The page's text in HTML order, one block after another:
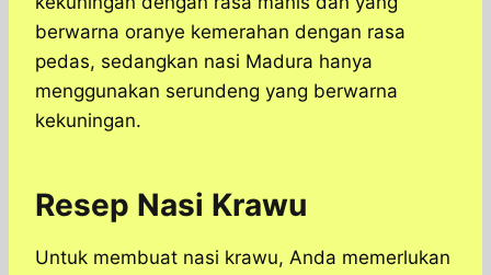
berwarna oranye kemerahan dengan rasa
pedas, sedangkan nasi Madura hanya
menggunakan serundeng yang berwarna
kekuningan.
Resep Nasi Krawu
Untuk membuat nasi krawu, Anda memerlukan